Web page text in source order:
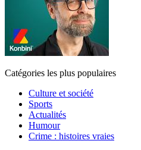
Catégories les plus populaires
Culture et société
Sports
Actualités
Humour
Crime : histoires vraies